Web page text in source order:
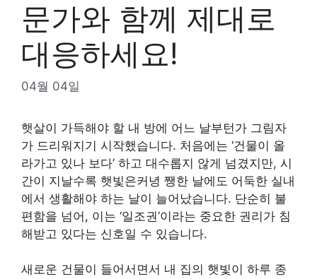
문가와 함께 제대로
대응하세요!
04월 04일
햇살이 가득해야 할 내 방에 어느 날부턴가 그림자
가 드리워지기 시작했습니다. 처음에는 ‘건물이 올
라가고 있나 보다’ 하고 대수롭지 않게 넘겼지만, 시
간이 지날수록 햇빛은커녕 쨍한 날에도 어둑한 실내
에서 생활해야 하는 날이 늘어났습니다. 단순히 불
편함을 넘어, 이는 ‘일조권’이라는 중요한 권리가 침
해받고 있다는 신호일 수 있습니다.
새로운 건물이 들어서면서 내 집의 햇빛이 하루 종